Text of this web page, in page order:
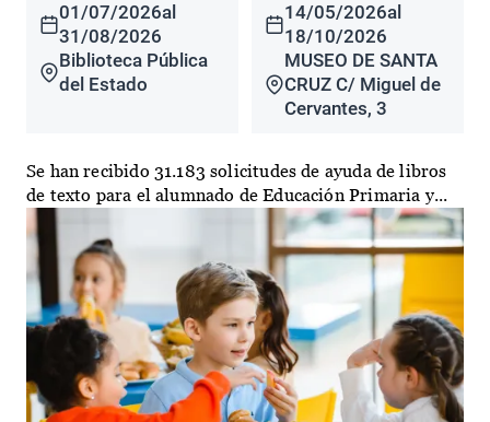
01/07/2026al
31/08/2026
Biblioteca Pública
del Estado
14/05/2026al
18/10/2026
MUSEO DE SANTA
CRUZ C/ Miguel de
Cervantes, 3
Se han recibido 31.183 solicitudes de ayuda de libros
de texto para el alumnado de Educación Primaria y...